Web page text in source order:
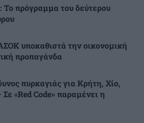
Το πρόγραμμα του δεύτερου
υποκαθιστά την οικονομική
προπαγάνδα
πυρκαγιάς για Κρήτη, Χίο,
«Red Code» παραμένει η